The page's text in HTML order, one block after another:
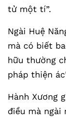
tử một tí”.
Ngài Huệ
mà có biết
hữu thường
pháp thiện
Hành Xương
điều mà ngài